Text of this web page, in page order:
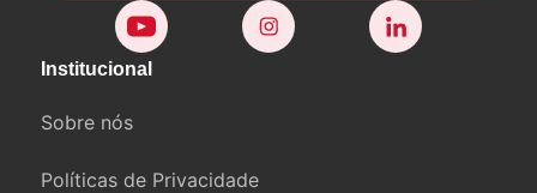
Institucional
Sobre nós
Políticas de Privacidade